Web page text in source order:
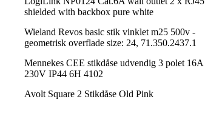
shielded with backbox pure white
Wieland Revos basic stik vinklet m25 500v -
geometrisk overflade size: 24, 71.350.2437.1
Mennekes CEE stikdåse udvendig 3 polet 16A
230V IP44 6H 4102
Avolt Square 2 Stikdåse Old Pink